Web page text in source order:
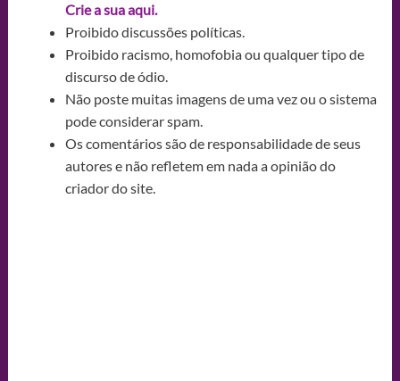
Crie a sua aqui.
Proibido discussões políticas.
Proibido racismo, homofobia ou qualquer tipo de
discurso de ódio.
Não poste muitas imagens de uma vez ou o sistema
pode considerar spam.
Os comentários são de responsabilidade de seus
autores e não refletem em nada a opinião do
criador do site.